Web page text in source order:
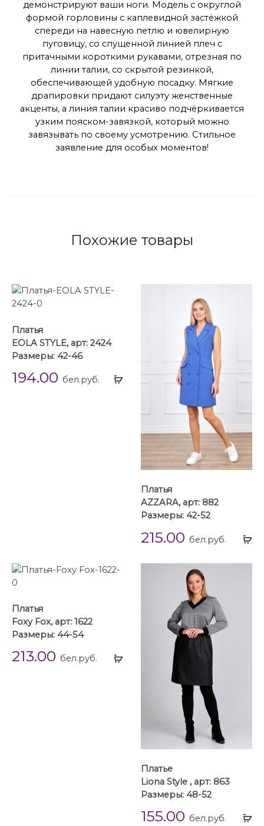
демонстрируют ваши ноги. Модель с округлой
формой горловины с каплевидной застёжкой
спереди на навесную петлю и ювелирную
пуговицу, со спущенной линией плеч с
притачными короткими рукавами, отрезная по
линии талии, со скрытой резинкой,
обеспечивающей удобную посадку. Мягкие
драпировки придают силуэту женственные
акценты, а линия талии красиво подчёркивается
узким пояском-завязкой, который можно
завязывать по своему усмотрению. Стильное
заявление для особых моментов!
Похожие товары
Выбрать
Платья
EOLA STYLE, арт: 2424
Размеры: 42-46
194.00 бел.руб.
Платья
AZZARA, арт: 882
Размеры: 42-52
215.00 бел.руб.
Выбрать
Платья
Foxy Fox, арт: 1622
Размеры: 44-54
213.00 бел.руб.
Платье
Liona Style , арт: 863
Размеры: 48-52
155.00 бел.руб.